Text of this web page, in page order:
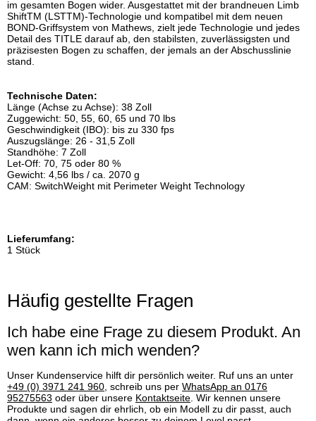
im gesamten Bogen wider. Ausgestattet mit der brandneuen Limb
ShiftTM (LSTTM)-Technologie und kompatibel mit dem neuen
BOND-Griffsystem von Mathews, zielt jede Technologie und jedes
Detail des TITLE darauf ab, den stabilsten, zuverlässigsten und
präzisesten Bogen zu schaffen, der jemals an der Abschusslinie
stand.
Technische Daten:
Länge (Achse zu Achse): 38 Zoll
Zuggewicht: 50, 55, 60, 65 und 70 lbs
Geschwindigkeit (IBO): bis zu 330 fps
Auszugslänge: 26 - 31,5 Zoll
Standhöhe: 7 Zoll
Let-Off: 70, 75 oder 80 %
Gewicht: 4,56 lbs / ca. 2070 g
CAM: SwitchWeight mit Perimeter Weight Technology
Lieferumfang:
1 Stück
Häufig gestellte Fragen
Ich habe eine Frage zu diesem Produkt. An
wen kann ich mich wenden?
Unser Kundenservice hilft dir persönlich weiter. Ruf uns an unter
+49 (0) 3971 241 960, schreib uns per WhatsApp an 0176
95275563 oder über unsere Kontaktseite. Wir kennen unsere
Produkte und sagen dir ehrlich, ob ein Modell zu dir passt, auch